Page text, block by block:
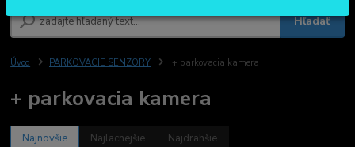
Hľadať
Úvod PARKOVACIE SENZORY + parkovacia kamera
+ parkovacia kamera
Najnovšie Najlacnejšie Najdrahšie